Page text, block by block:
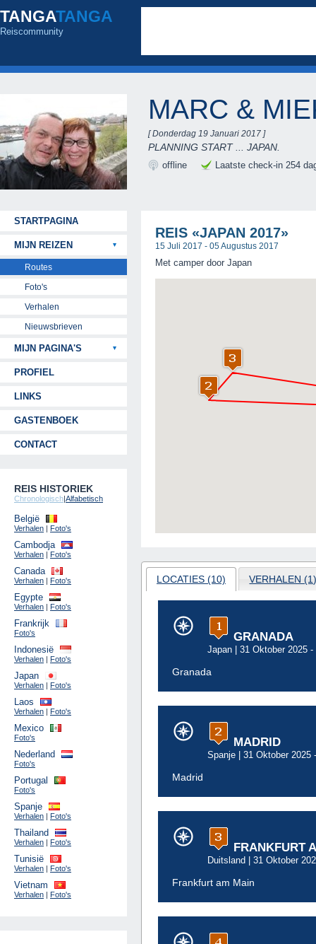
TANGATANGA
Reiscommunity
MARC &
[ Donderdag 19 Januari 2017 ]
PLANNING START ... JAPAN.
offline Laatste check-in 254
REIS «JAPAN 2017»
15 Juli 2017 - 05 Augustus 2017
Met camper door Japan
LOCATIES (10) VERHALEN
GRANADA
Japan| 31 Oktober 2025 -
Granada
MADRID
Spanje| 31 Oktober 2025
Madrid
FRANKFURT
Duitsland | 31 Oktober
Frankfurt am Main
STARTPAGINA
MIJN REIZEN
Routes
Foto's
Verhalen
Nieuwsbrieven
MIJN PAGINA'S
PROFIEL
LINKS
GASTENBOEK
CONTACT
REIS HISTORIEK
Chronologisch|Alfabetisch
België
Verhalen | Foto's
Cambodja
Verhalen | Foto's
Canada
Verhalen | Foto's
Egypte
Verhalen | Foto's
Frankrijk
Foto's
Indonesië
Verhalen | Foto's
Japan
Verhalen | Foto's
Laos
Verhalen | Foto's
Mexico
Foto's
Nederland
Foto's
Portugal
Foto's
Spanje
Verhalen | Foto's
Thailand
Verhalen | Foto's
Tunisië
Verhalen | Foto's
Vietnam
Verhalen | Foto's